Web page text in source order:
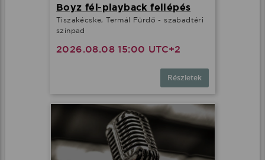
Boyz fél-playback fellépés
Tiszakécske, Termál Fürdő - szabadtéri
színpad
2026.08.08 15:00 UTC+2
Részletek